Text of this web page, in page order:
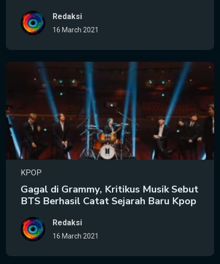
Redaksi
16 March 2021
KPOP
Gagal di Grammy, Kritikus Musik Sebut
BTS Berhasil Catat Sejarah Baru Kpop
Redaksi
16 March 2021